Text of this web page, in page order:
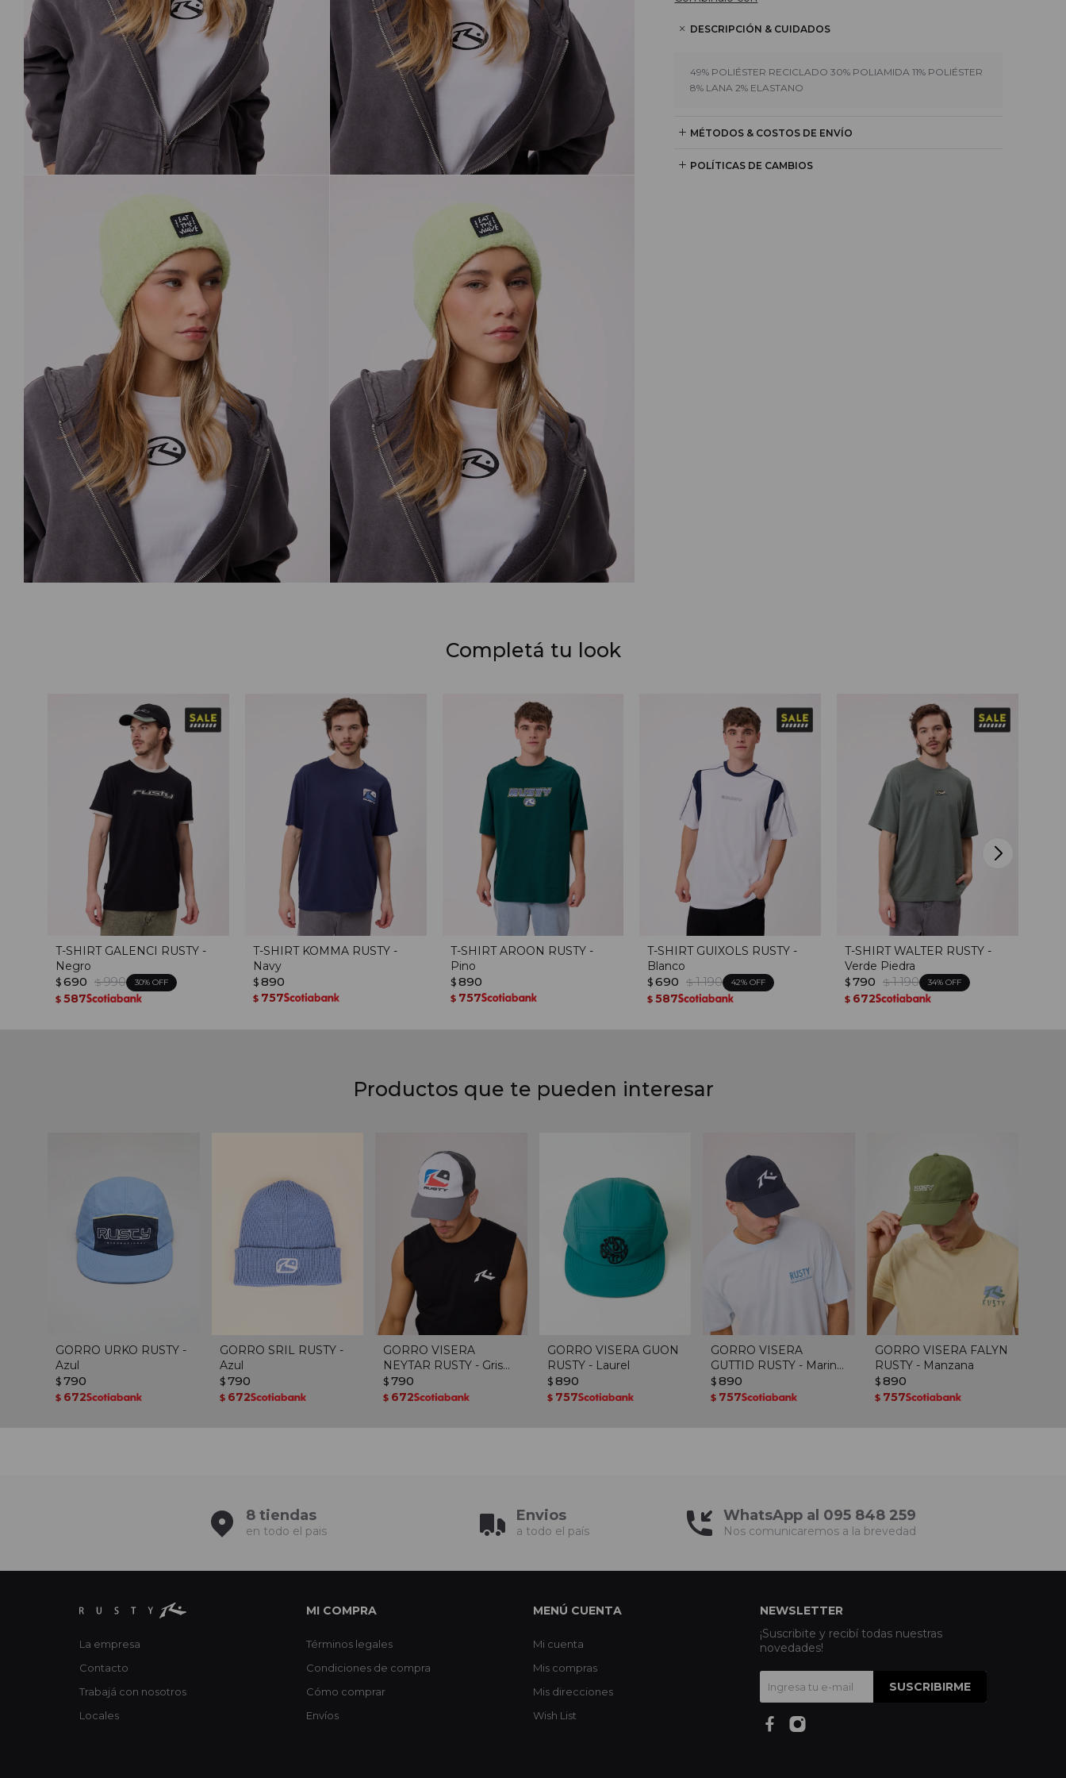
DESCRIPCIÓN & CUIDADOS
49% POLIÉSTER RECICLADO 30% POLIAMIDA 11% POLIÉSTER
8% LANA 2% ELASTANO
MÉTODOS & COSTOS DE ENVÍO
POLÍTICAS DE CAMBIOS
Completá tu look
T-SHIRT GALENCI RUSTY -
Negro
$ 690 $ 990 30
$ 587
T-SHIRT KOMMA RUSTY -
Navy
$ 890
$ 757
T-SHIRT AROON RUSTY -
Pino
$ 890
$ 757
T-SHIRT GUIXOLS RUSTY -
Blanco
$ 690 $ 1.190 42
$ 587
T-SHIRT WALTER RUSTY -
Verde Piedra
$ 790 $ 1.190 34
$ 672
Productos que te pueden interesar
GORRO URKO RUSTY -
Azul
$ 790
$ 672
GORRO SRIL RUSTY -
Azul
$ 790
$ 672
GORRO VISERA
NEYTAR RUSTY - Gris
Oscuro
$ 790
$ 672
GORRO VISERA GUON
RUSTY - Laurel
$ 890
$ 757
GORRO VISERA
GUTTID RUSTY - Marino
/ Blanco
$ 890
$ 757
GORRO VISERA FALYN
RUSTY - Manzana
$ 890
$ 757
8 tiendas
en todo el pais
Envios
a todo el país
WhatsApp al 095 848 259
Nos comunicaremos a la brevedad
La empresa
Contacto
Trabajá con nosotros
Locales
MI COMPRA
Términos legales
Condiciones de compra
Cómo comprar
Envíos
MENÚ CUENTA
Mi cuenta
Mis compras
Mis direcciones
Wish List
NEWSLETTER
¡Suscribite y recibí todas nuestras
novedades!
SUSCRIBIRME